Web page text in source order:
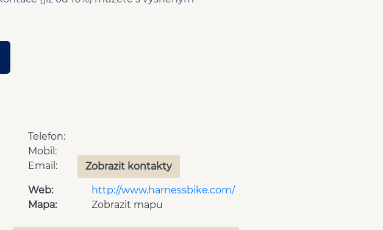
Telefon:
Mobil:
Email:
Zobrazit kontakty
Web:
http://www.harnessbike.com/
Mapa:
Zobrazit mapu